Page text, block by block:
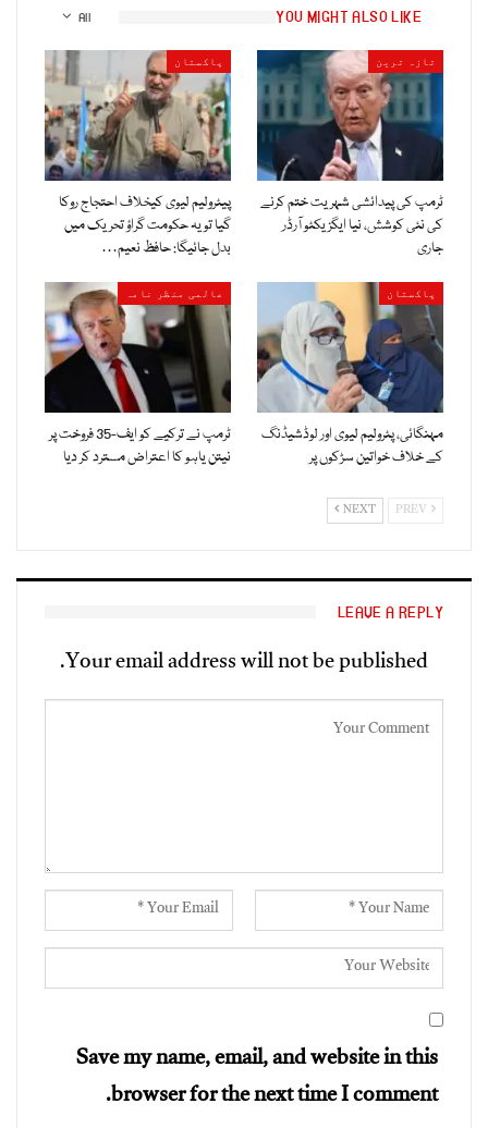
All YOU MIGHT ALSO LIKE
تازہ ترین
ٹرمپ کی پیدائشی شہریت ختم کرنے
کی نئی کوشش، نیا ایگزیکٹو آرڈر
جاری
پاکستان
پیٹرولیم لیوی کیخلاف احتجاج روکا
گیا تو یہ حکومت گراؤ تحریک میں
بدل جائیگا: حافظ نعیم…
پاکستان
مہنگائی، پٹرولیم لیوی اور لوڈشیڈنگ
کے خلاف خواتین سڑکوں پر
عالمی منظر نامہ
ٹرمپ نے ترکیے کو ایف-35 فروخت پر
نیتن یاہو کا اعتراض مسترد کر دیا
NEXT
LEAVE A REPLY
Your email address will not be published.
Save my name, email, and website in this
browser for the next time I comment.